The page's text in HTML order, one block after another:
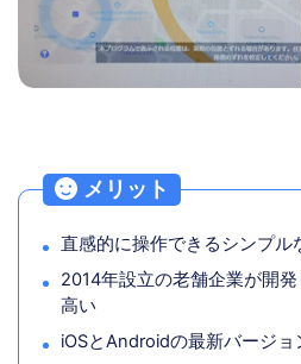
メリット
直感的に操作できるシンプル
2014年設立の老舗企業が開
高い
iOSとAndroidの最新バージ